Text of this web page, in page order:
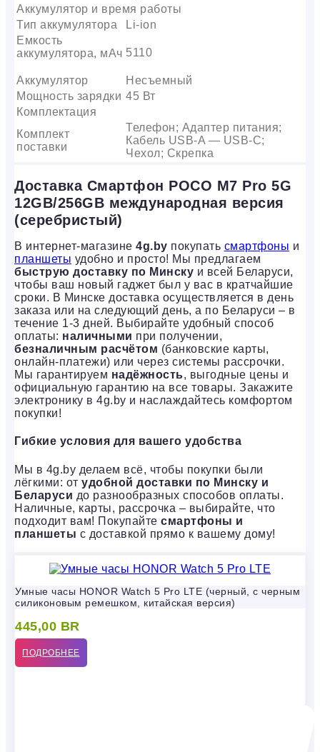
Аккумулятор и время работы
Тип аккумулятора
Li-ion
Емкость
аккумулятора, мАч 5110
Аккумулятор
Несъемный
Мощность зарядки 45 Вт
Комплектация
Комплект
поставки
Телефон; Адаптер питания;
Кабель USB-A — USB-C;
Чехол; Скрепка
Доставка Смартфон POCO M7 Pro 5G
12GB/256GB международная версия
(серебристый)
В интернет-магазине 4g.by покупать смартфоны и
планшеты удобно и просто! Мы предлагаем
быструю доставку по Минску и всей Беларуси,
чтобы ваш новый гаджет был у вас в кратчайшие
сроки. В Минске доставка осуществляется в день
заказа или на следующий день, а по Беларуси – в
течение 1-3 дней. Выбирайте удобный способ
оплаты: наличными при получении,
безналичным расчётом (банковские карты,
онлайн-платежи) или через системы рассрочки.
Мы гарантируем надёжность, выгодные цены и
официальную гарантию на все товары. Закажите
электронику в 4g.by и наслаждайтесь комфортом
покупки!
Гибкие условия для вашего удобства
Мы в 4g.by делаем всё, чтобы покупки были
лёгкими: от удобной доставки по Минску и
Беларуси до разнообразных способов оплаты.
Наличные, карты, рассрочка – выбирайте, что
подходит вам! Покупайте смартфоны и
планшеты с доставкой прямо к вашему дому!
Умные часы HONOR Watch 5 Pro LTE (черный, с черным
силиконовым ремешком, китайская версия)
445,00 BR
ПОДРОБНЕЕ